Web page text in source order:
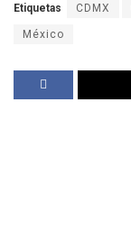
Etiquetas CDMX
México